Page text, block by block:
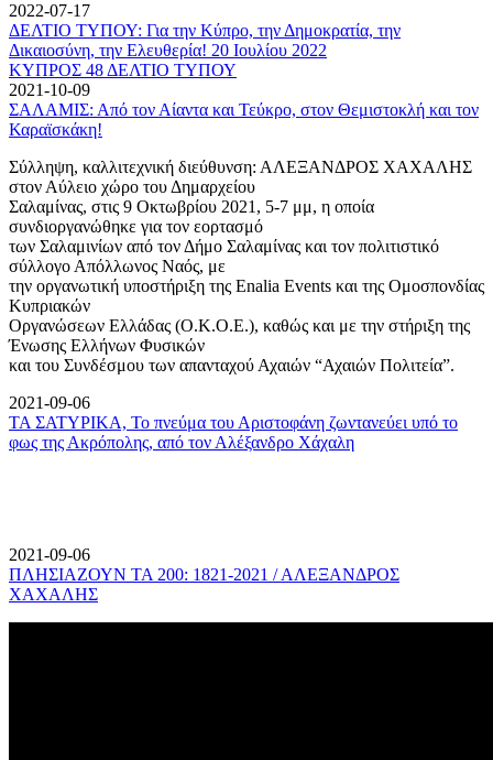
2022-07-17
ΔΕΛΤΙΟ ΤΥΠΟΥ: Για την Κύπρο, την Δημοκρατία, την
Δικαιοσύνη, την Ελευθερία! 20 Ιουλίου 2022
ΚΥΠΡΟΣ 48 ΔΕΛΤΙΟ ΤΥΠΟΥ
2021-10-09
ΣΑΛΑΜΙΣ: Από τον Αίαντα και Τεύκρο, στον Θεμιστοκλή και τον
Καραϊσκάκη!
Σύλληψη, καλλιτεχνική διεύθυνση: ΑΛΕΞΑΝΔΡΟΣ ΧΑΧΑΛΗΣ
στον Αύλειο χώρο του Δημαρχείου
Σαλαμίνας, στις 9 Οκτωβρίου 2021, 5-7 μμ, η οποία
συνδιοργανώθηκε για τον εορτασμό
των Σαλαμινίων από τον Δήμο Σαλαμίνας και τον πολιτιστικό
σύλλογο Απόλλωνος Ναός, με
την οργανωτική υποστήριξη της Enalia Events και της Ομοσπονδίας
Κυπριακών
Οργανώσεων Ελλάδας (Ο.Κ.Ο.Ε.), καθώς και με την στήριξη της
Ένωσης Ελλήνων Φυσικών
και του Συνδέσμου των απανταχού Αχαιών “Αχαιών Πολιτεία”.
2021-09-06
ΤΑ ΣΑΤΥΡΙΚΑ, Το πνεύμα του Αριστοφάνη ζωντανεύει υπό το
φως της Ακρόπολης, από τον Αλέξανδρο Χάχαλη
2021-09-06
ΠΛΗΣΙΑΖΟΥΝ ΤΑ 200: 1821-2021 / ΑΛΕΞΑΝΔΡΟΣ
ΧΑΧΑΛΗΣ